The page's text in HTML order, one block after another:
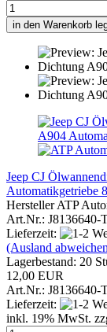
in den Warenkorb
Jeep CJ
Automatikgetriebe
Hersteller ATP
Art.Nr.: J8136640-
Lieferzeit:
(Ausland
Lagerbestand: 20
12,00 EUR
Art.Nr.: J8136640-
Lieferzeit:
inkl. 19% MwSt.